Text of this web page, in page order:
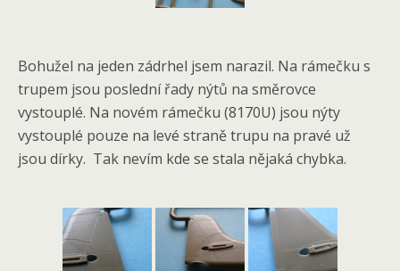
Bohužel na jeden zádrhel jsem narazil. Na rámečku s
trupem jsou poslední řady nýtů na směrovce
vystouplé. Na novém rámečku (8170U) jsou nýty
vystouplé pouze na levé straně trupu na pravé už
jsou dírky. Tak nevím kde se stala nějaká chybka.